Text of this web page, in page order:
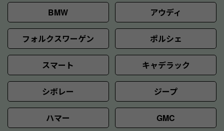
BMW アウディ
フォルクスワーゲン ポルシェ
スマート キャデラック
シボレー ジープ
ハマー GMC